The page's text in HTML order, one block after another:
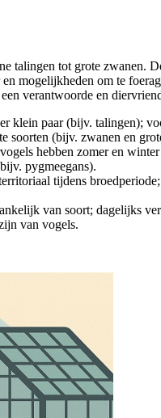
talingen tot grote zwanen.
mogelijkheden om te
verantwoorde en
klein paar (bijv. talingen);
(bijv. zwanen en
hebben zomer en
pygmeegans).
tijdens
van soort; dagelijks
van vogels.